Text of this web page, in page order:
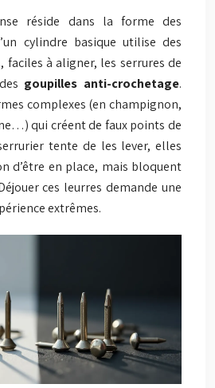
réside dans la forme des
cylindre basique utilise des
faciles à aligner, les serrures de
goupilles anti-crochetage.
complexes (en champignon,
qui créent de faux points de
tente de les lever, elles
d’être en place, mais bloquent
ces leurres demande une
extrêmes.